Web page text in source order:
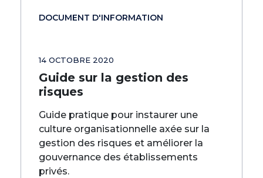
DOCUMENT D'INFORMATION
14 OCTOBRE 2020
Guide sur la gestion des
risques
Guide pratique pour instaurer une
culture organisationnelle axée sur la
gestion des risques et améliorer la
gouvernance des établissements
privés.